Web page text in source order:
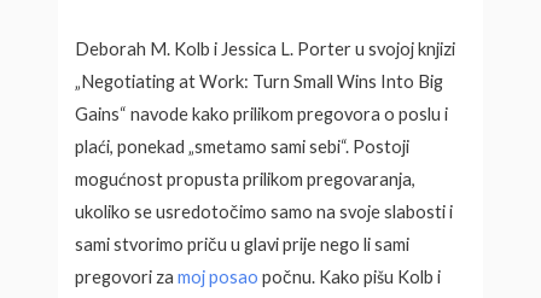
Deborah M. Kolb i Jessica L. Porter u svojoj knjizi
„Negotiating at Work: Turn Small Wins Into Big
Gains“ navode kako prilikom pregovora o poslu i
plaći, ponekad „smetamo sami sebi“. Postoji
mogućnost propusta prilikom pregovaranja,
ukoliko se usredotočimo samo na svoje slabosti i
sami stvorimo priču u glavi prije nego li sami
pregovori zamoj posao počnu. Kako pišu Kolb i